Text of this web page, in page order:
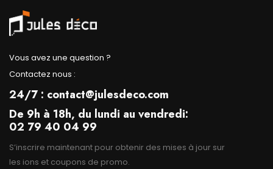
Vous avez une question ?
Contactez nous :
24/7 : contact@julesdeco.com
De 9h à 18h, du lundi au vendredi:
02 79 40 04 99
S’inscrire maintenant pour obtenir des mises à jour sur
les ions et coupons de promo.